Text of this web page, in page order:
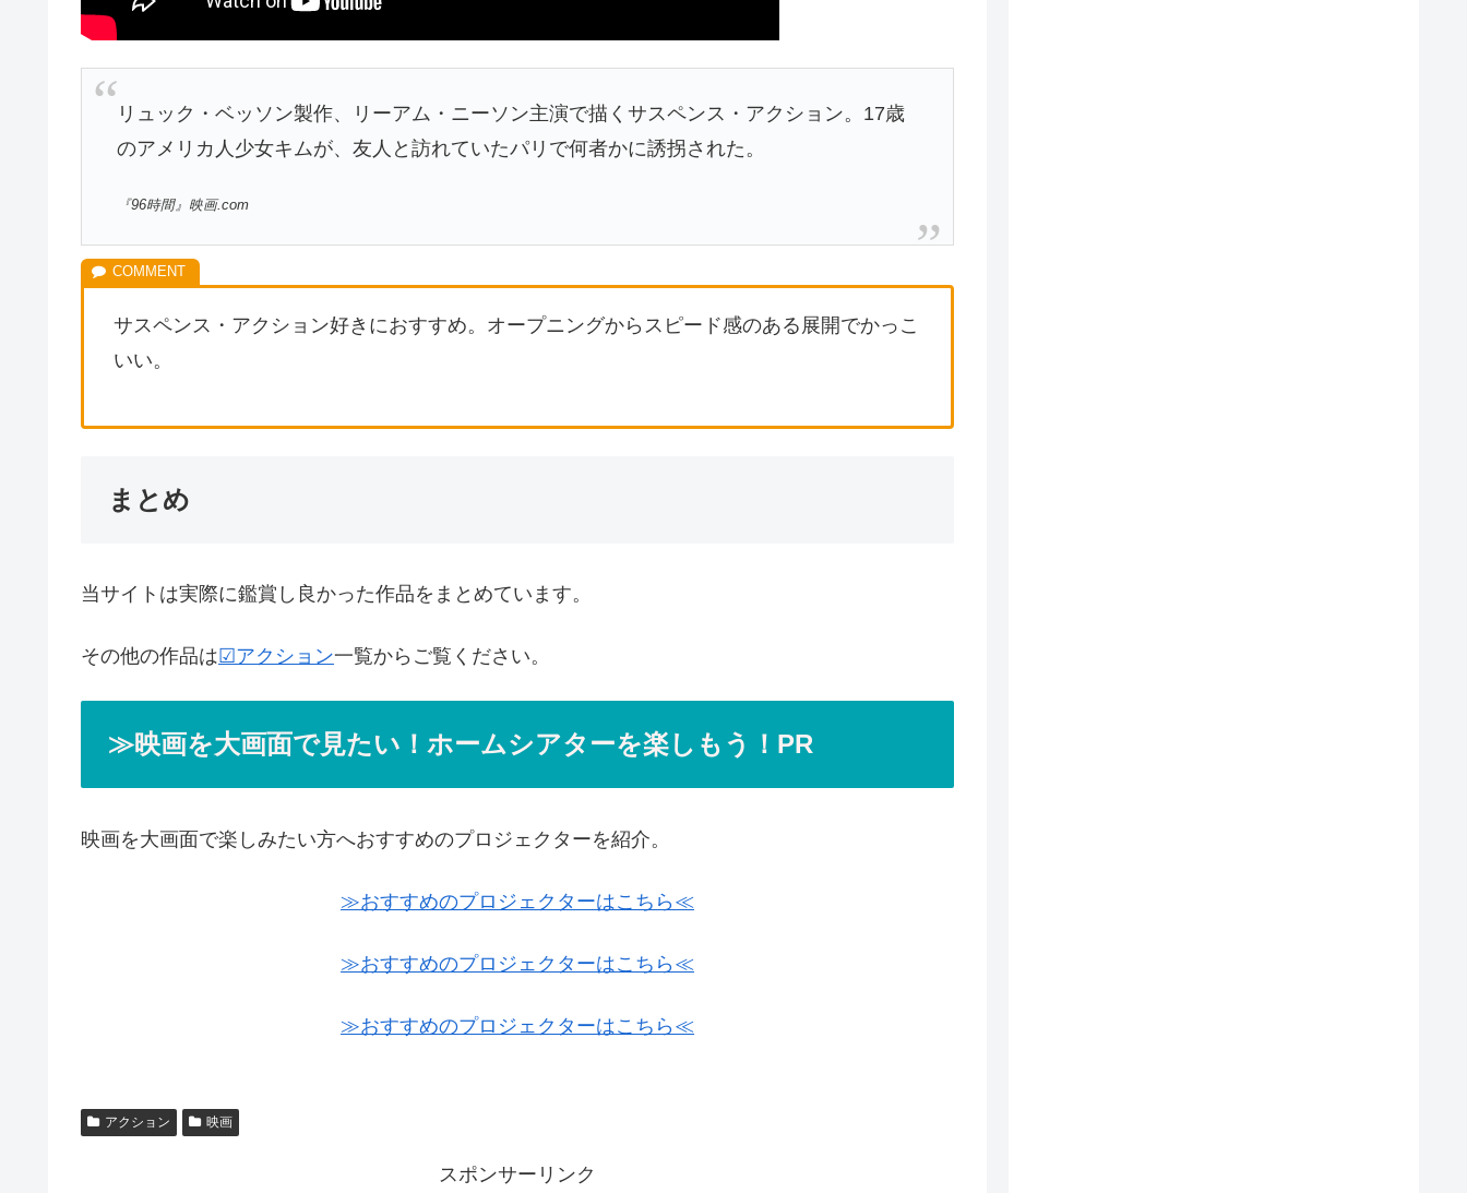
リュック・ベッソン製作、リーアム・ニーソン主演で描くサスペンス・アクション。17歳
のアメリカ人少女キムが、友人と訪れていたパリで何者かに誘拐された。
『96時間』映画.com
サスペンス・アクション好きにおすすめ。オープニングからスピード感のある展開でかっこ
いい。
まとめ
当サイトは実際に鑑賞し良かった作品をまとめています。
その他の作品は☑アクション一覧からご覧ください。
≫映画を大画面で見たい！ホームシアターを楽しもう！PR
映画を大画面で楽しみたい方へおすすめのプロジェクターを紹介。
≫おすすめのプロジェクターはこちら≪
≫おすすめのプロジェクターはこちら≪
≫おすすめのプロジェクターはこちら≪
アクション 映画
スポンサーリンク